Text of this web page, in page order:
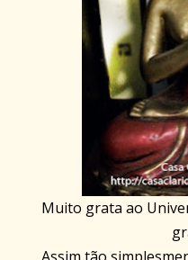
Muito grata ao